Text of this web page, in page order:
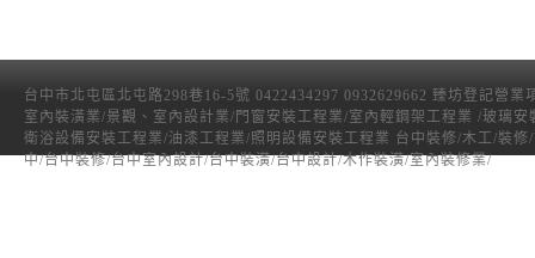
台中市北屯區北屯路298巷16-5號 0422434297 0932629662 臻坊登記營業
室內裝潢業/景觀、室內設計業/門窗安裝工程業/室內輕鋼架工程業 /玻璃安
衛浴設備安裝工程業/油漆工程業/照明設備安裝工程業 台中裝修/木工/裝修
中/台中裝修/台中室內設計/台中裝潢/台中設計/木作裝潢/室內裝修業/